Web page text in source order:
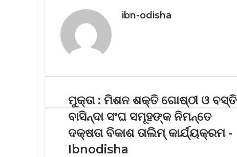
ibn-odisha
ମୁକ୍ତା : ମିଶନ ଶକ୍ତି ଗୋଷ୍ଠୀ ଓ ବସ୍ତି
ବାସିନ୍ଦା ସଂଘ ସମୂହଙ୍କ ନିମନ୍ତେ
ଦକ୍ଷତା ବିକାଶ ତାଲିମ୍ କାର୍ଯ୍ୟକ୍ରମ -
Ibnodisha